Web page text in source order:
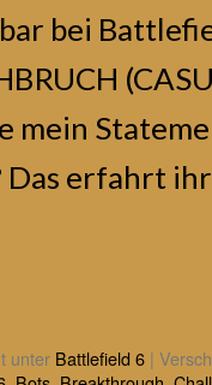
bei
mein
Das erfahrt
unter Battlefield 6 |